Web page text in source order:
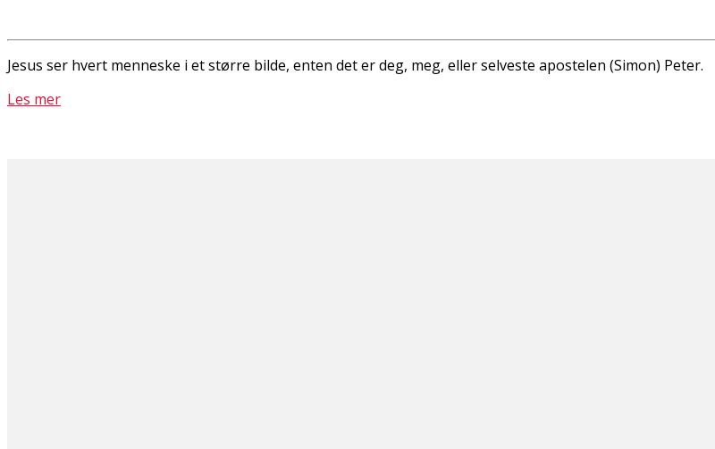
Jesus ser hvert menneske i et større bilde, enten det er deg, meg, eller selveste apostelen (Simon) Peter.
Les mer